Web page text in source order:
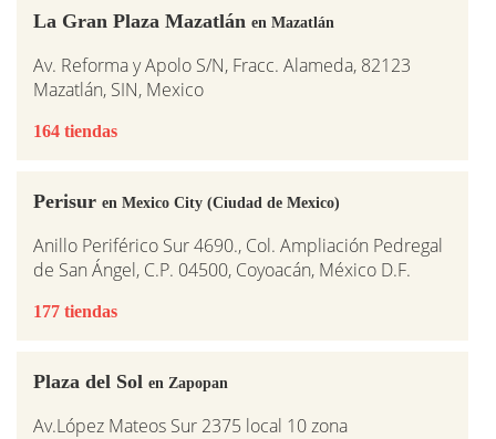
La Gran Plaza Mazatlán en Mazatlán
Av. Reforma y Apolo S/N, Fracc. Alameda, 82123
Mazatlán, SIN, Mexico
164 tiendas
Perisur en Mexico City (Ciudad de Mexico)
Anillo Periférico Sur 4690., Col. Ampliación Pedregal
de San Ángel, C.P. 04500, Coyoacán, México D.F.
177 tiendas
Plaza del Sol en Zapopan
Av.López Mateos Sur 2375 local 10 zona